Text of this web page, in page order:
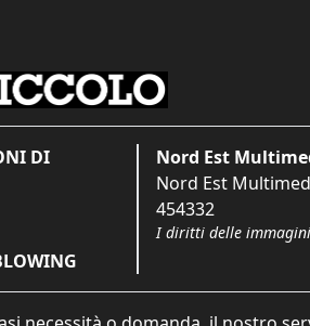
DI
Nord Est
Nord Est
454332
I diritti delle immagini